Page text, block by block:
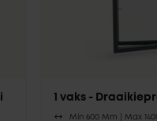
1 vaks -
Min 600 Mm |Max